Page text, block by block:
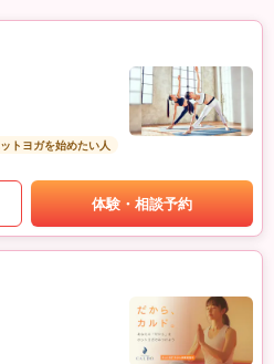
トヨガを始めたい人
体験・相談予約